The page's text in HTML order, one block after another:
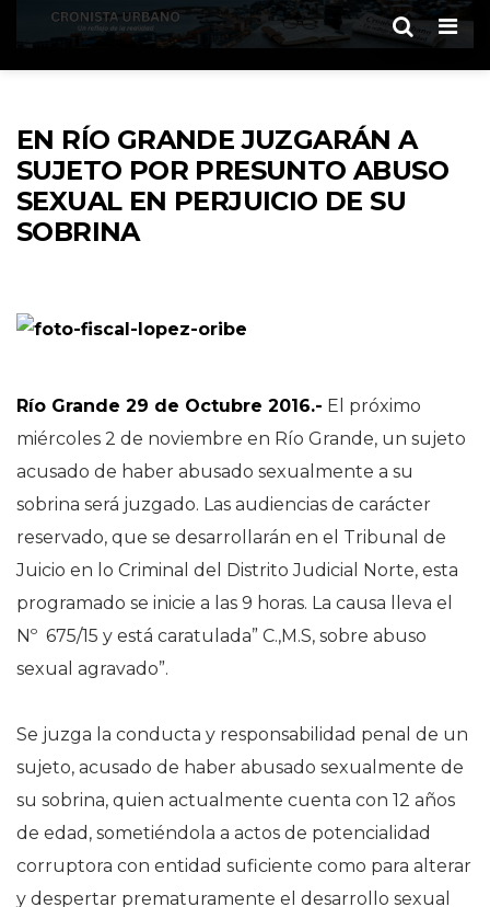
EN RÍO GRANDE JUZGARÁN A
SUJETO POR PRESUNTO ABUSO
SEXUAL EN PERJUICIO DE SU
SOBRINA
Río Grande 29 de Octubre 2016.- El próximo
miércoles 2 de noviembre en Río Grande, un sujeto
acusado de haber abusado sexualmente a su
sobrina será juzgado. Las audiencias de carácter
reservado, que se desarrollarán en el Tribunal de
Juicio en lo Criminal del Distrito Judicial Norte, esta
programado se inicie a las 9 horas. La causa lleva el
Nº 675/15 y está caratulada” C.,M.S, sobre abuso
sexual agravado”.
Se juzga la conducta y responsabilidad penal de un
sujeto, acusado de haber abusado sexualmente de
su sobrina, quien actualmente cuenta con 12 años
de edad, sometiéndola a actos de potencialidad
corruptora con entidad suficiente como para alterar
y despertar prematuramente el desarrollo sexual